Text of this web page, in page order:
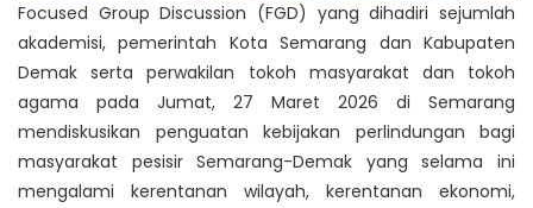
Focused Group Discussion (FGD) yang dihadiri sejumlah
akademisi, pemerintah Kota Semarang dan Kabupaten
Demak serta perwakilan tokoh masyarakat dan tokoh
agama pada Jumat, 27 Maret 2026 di Semarang
mendiskusikan penguatan kebijakan perlindungan bagi
masyarakat pesisir Semarang-Demak yang selama ini
mengalami kerentanan wilayah, kerentanan ekonomi,